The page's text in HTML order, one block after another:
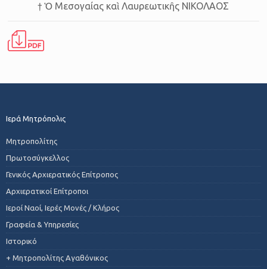
† Ὁ Μεσογαίας καὶ Λαυρεωτικῆς ΝΙΚΟΛΑΟΣ
Ιερά Μητρόπολις
Μητροπολίτης
Πρωτοσύγκελλος
Γενικός Αρχιερατικός Επίτροπος
Αρχιερατικοί Επίτροποι
Ιεροί Ναοί, Ιερές Μονές / Κλήρος
Γραφεία & Υπηρεσίες
Ιστορικό
+ Μητροπολίτης Αγαθόνικος